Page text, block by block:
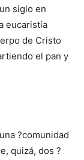
siglo en
eucaristía
de Cristo
el pan y
?comunidad
quizá, dos ?